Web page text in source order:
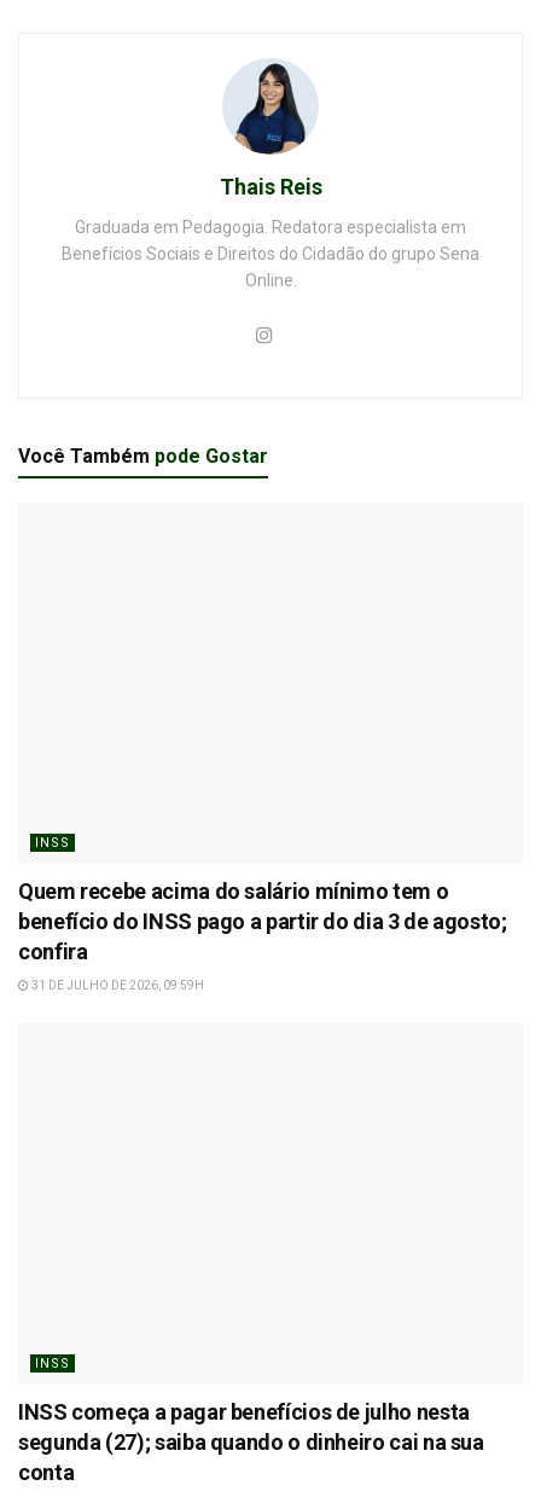
Thais Reis
Graduada em Pedagogia. Redatora especialista em
Benefícios Sociais e Direitos do Cidadão do grupo Sena
Online.
Você Também pode Gostar
INSS
Quem recebe acima do salário mínimo tem o
benefício do INSS pago a partir do dia 3 de agosto;
confira
31 DE JULHO DE 2026, 09:59H
INSS
INSS começa a pagar benefícios de julho nesta
segunda (27); saiba quando o dinheiro cai na sua
conta